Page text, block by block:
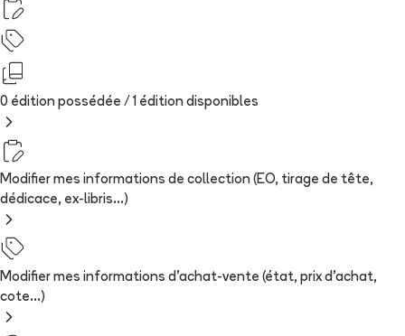
0 édition possédée / 1 édition disponibles
Modifier mes informations de collection (EO, tirage de tête,
dédicace, ex-libris...)
Modifier mes informations d'achat-vente (état, prix d'achat,
cote...)